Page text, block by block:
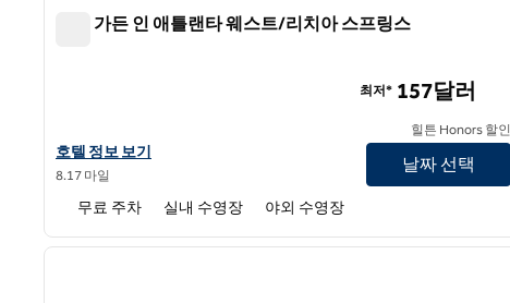
힐튼 가든 인 애틀랜타 웨스트/리치아 스프링스
힐튼 가든 인 애틀랜타 웨스트/리치아 스프링스의 호텔 정보 보기
호텔 정보 보기
8.17 마일
최저* 157달러
힐튼 Honors 할인
날짜 선택
무료 주차 실내 수영장 야외 수영장